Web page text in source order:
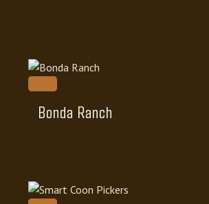
Bonda Ranch